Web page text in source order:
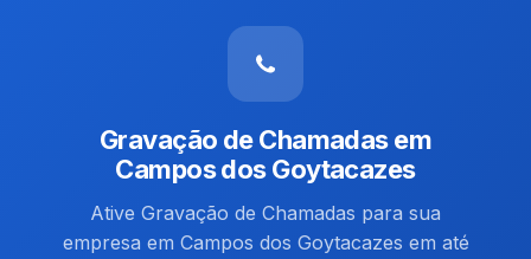
Gravação de Chamadas em
Campos dos Goytacazes
Ative Gravação de Chamadas para sua
empresa em Campos dos Goytacazes em até